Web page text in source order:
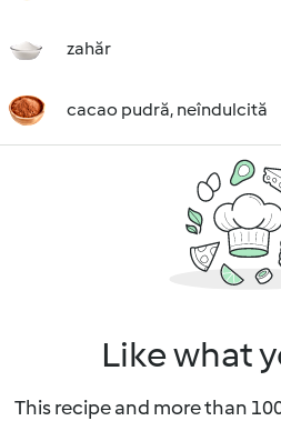
zahăr
cacao pudră, neîndulcită
Like what
This recipe and more than